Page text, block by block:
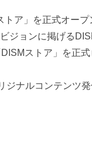
トア」を正式オー
ジョンに掲げる
ストア」を正
ジナルコンテンツ